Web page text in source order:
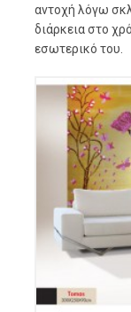
αντοχή λόγω
διάρκεια στο
εσωτερικό του.